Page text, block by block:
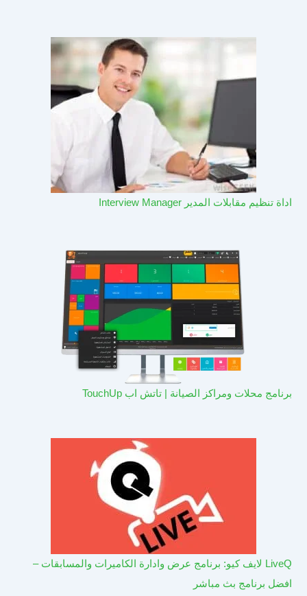
اداة تنظيم مقابلات المدير Interview Manager
برنامج محلات ومراكز الصيانة | تاتش اب TouchUp
LiveQ لايف كيو: برنامج عرض وادارة الكاميرات والمسابقات –
افضل برنامج بث مباشر